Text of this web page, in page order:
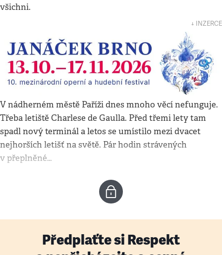
všichni.
↓ INZERCE
V nádherném městě Paříži dnes mnoho věcí nefunguje.
Třeba letiště Charlese de Gaulla. Před třemi lety tam
spadl nový terminál a letos se umístilo mezi dvacet
nejhorších letišť na světě. Pár hodin strávených
v přeplněné…
Předplaťte si Respekt